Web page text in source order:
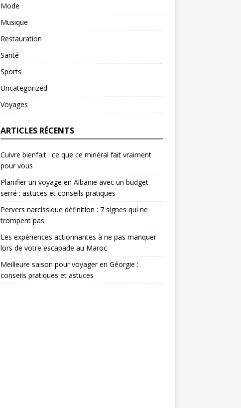
Mode
Musique
Restauration
Santé
Sports
Uncategorized
Voyages
ARTICLES RÉCENTS
Cuivre bienfait : ce que ce minéral fait vraiment
pour vous
Planifier un voyage en Albanie avec un budget
serré : astuces et conseils pratiques
Pervers narcissique définition : 7 signes qui ne
trompent pas
Les expériences actionnantes à ne pas manquer
lors de votre escapade au Maroc
Meilleure saison pour voyager en Géorgie :
conseils pratiques et astuces